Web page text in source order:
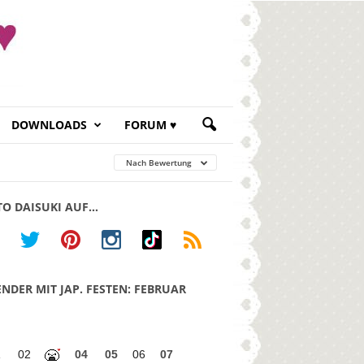
DOWNLOADS FORUM ♥
Nach Bewertung
DAISUKI AUF…
MIT JAP. FESTEN: FEBRUAR
02 04 05 06
07